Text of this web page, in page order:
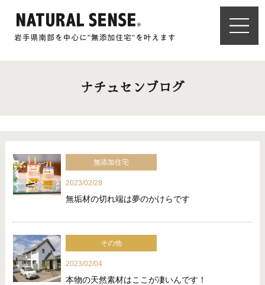
ナチュセンブログ
無添加住宅
2023/02/28
無垢材の切れ端は夢のかけらです
その他
2023/02/04
本物の天然素材はここが凄いんです！